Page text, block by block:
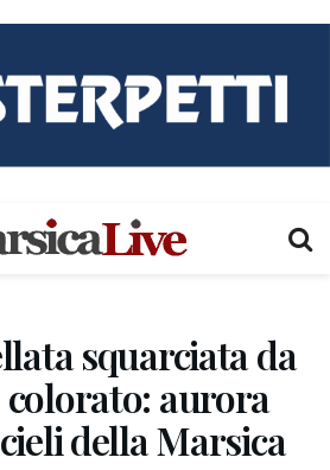
squarciata da
aurora
della Marsica